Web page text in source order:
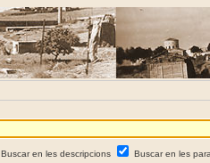
Buscar en les descripcions
Buscar en les